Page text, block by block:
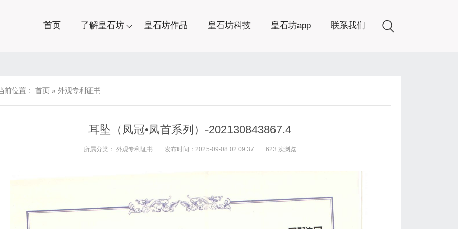
首页 了解皇石坊 皇石坊作品 皇石坊科技 皇石坊app 联系我们
前位置： 首页 » 外观专利证书
耳坠（凤冠•凤首系列）-202130843867.4
所属分类： 外观专利证书 发布时间：2025-09-08 02:09:37 623 次浏览